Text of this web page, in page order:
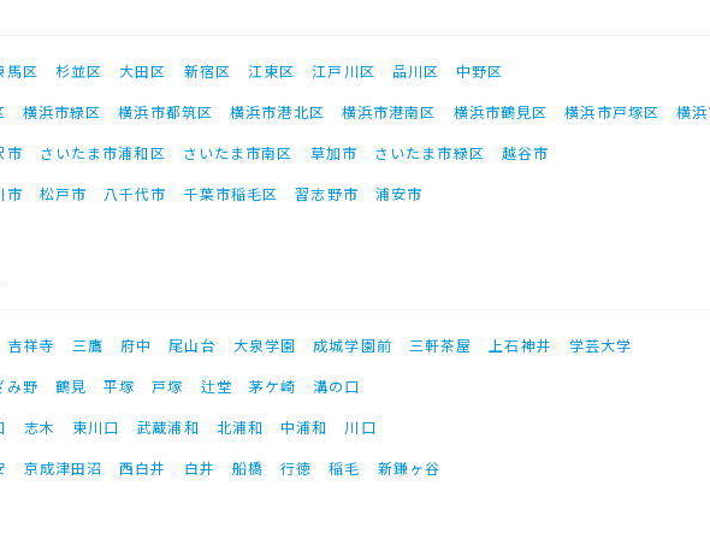
馬区 杉並区 大田区 新宿区 江東区 江戸川区 品川区
中野区
横浜市緑区 横浜市都筑区 横浜市港北区 横浜市港南区 横浜市鶴見区 横浜市戸塚区
横
市 さいたま市浦和区 さいたま市南区 草加市 さいたま市緑区
越谷市
市 松戸市 八千代市 千葉市稲毛区 習志野市 浦安市
吉祥寺 三鷹 府中 尾山台 大泉学園 成城学園前 三軒茶屋 上石神井
学芸大学
み野 鶴見 平塚 戸塚 辻堂 茅ケ崎
溝の口
志木 東川口 武蔵浦和 北浦和 中浦和
川口
京成津田沼 西白井 白井 船橋 行徳 稲毛 新鎌ヶ谷